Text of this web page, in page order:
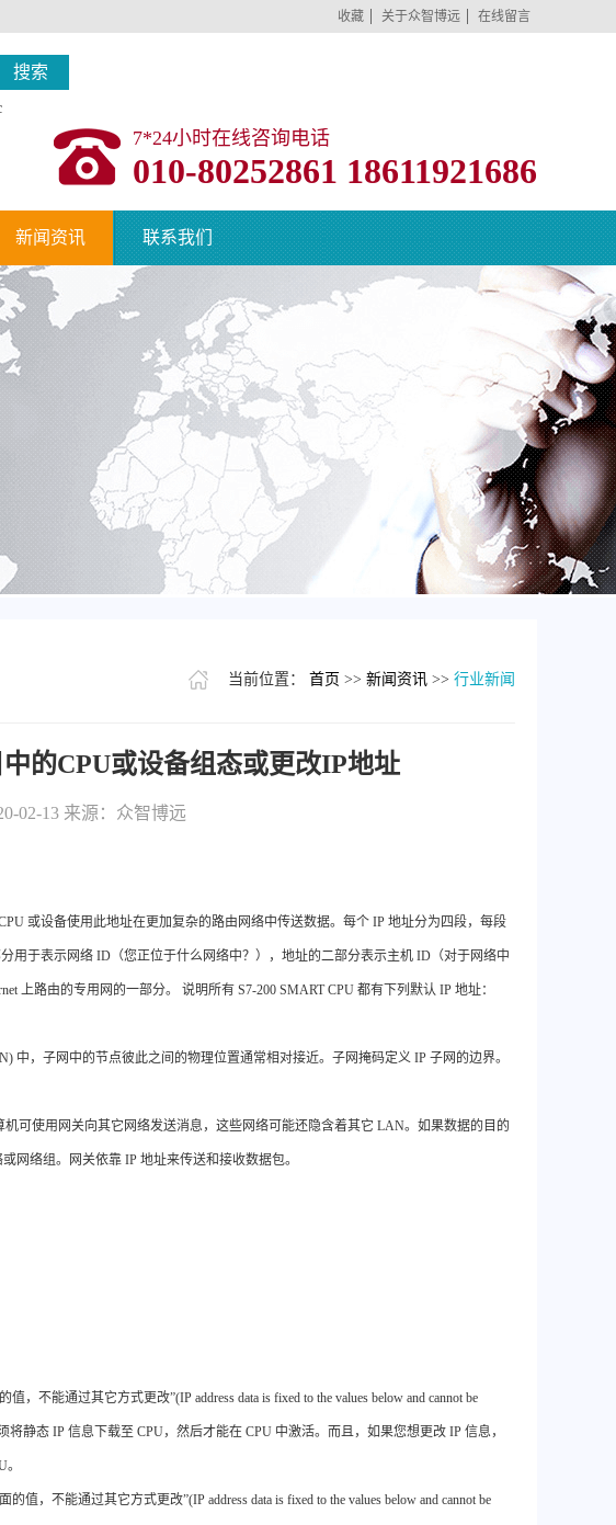
收藏 关于众智博远 在线留言
搜索
7*24小时在线咨询电话
010-80252861 18611921686
新闻资讯 联系我们
当前位置： 首页 >> 新闻资讯 >> 行业新闻
的CPU或设备组态或更改IP地址
02-13 来源：众智博远
或设备使用此地址在更加复杂的路由网络中传送数据。每个 IP 地址分为四段，每段
用于表示网络 ID（您正位于什么网络中？），地址的二部分表示主机 ID（对于网络中
上路由的专用网的一部分。 说明所有 S7-200 SMART CPU 都有下列默认 IP 地址：
中，子网中的节点彼此之间的物理位置通常相对接近。子网掩码定义 IP 子网的边界。
可使用网关向其它网络发送消息，这些网络可能还隐含着其它 LAN。如果数据的目的
网络组。网关依靠 IP 地址来传送和接收数据包。
不能通过其它方式更改”(IP address data is fixed to the values below and cannot be
将静态 IP 信息下载至 CPU，然后才能在 CPU 中激活。而且，如果您想更改 IP 信息，
，不能通过其它方式更改”(IP address data is fixed to the values below and cannot be